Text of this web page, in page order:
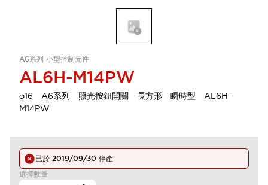
A6系列 小型控制元件
AL6H-M14PW
φ16 A6系列 照光按鈕開關 長方形 瞬時型 AL6H-
M14PW
已於 2019/09/30 停產
選擇數量